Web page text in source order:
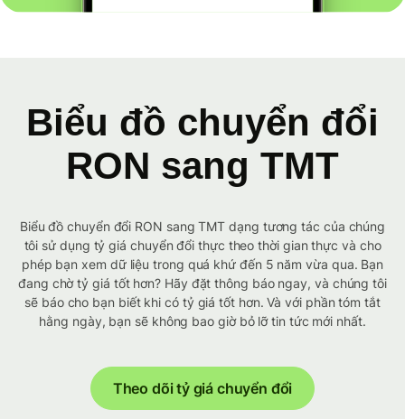
Biểu đồ chuyển đổi
RON sang TMT
Biểu đồ chuyển đổi RON sang TMT dạng tương tác của chúng
tôi sử dụng tỷ giá chuyển đổi thực theo thời gian thực và cho
phép bạn xem dữ liệu trong quá khứ đến 5 năm vừa qua. Bạn
đang chờ tỷ giá tốt hơn? Hãy đặt thông báo ngay, và chúng tôi
sẽ báo cho bạn biết khi có tỷ giá tốt hơn. Và với phần tóm tắt
hằng ngày, bạn sẽ không bao giờ bỏ lỡ tin tức mới nhất.
Theo dõi tỷ giá chuyển đổi